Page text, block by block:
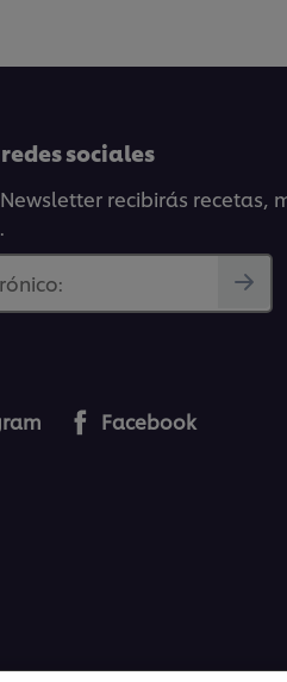
sociales
recibirás recetas,
Facebook